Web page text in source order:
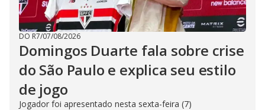
DO R7/07/08/2026
Domingos Duarte fala sobre crise
do São Paulo e explica seu estilo
de jogo
Jogador foi apresentado nesta sexta-feira (7)